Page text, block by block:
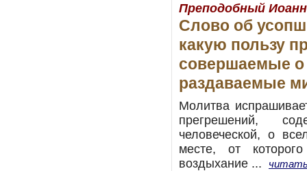
Преподобный
Слово об
какую пользу
совершаемые о
раздаваемые
Молитва
прегрешений,
человеческой, о
месте, от
воздыхание ...